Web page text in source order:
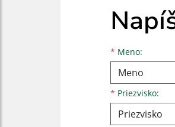
* Meno:
Meno
* Priezvisko:
Priezvisko
E-mailová